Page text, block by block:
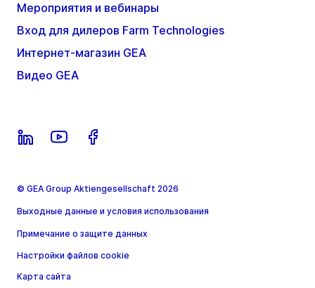
Мероприятия и вебинары
Вход для дилеров Farm Technologies
Интернет-магазин GEA
Видео GEA
© GEA Group Aktiengesellschaft 2026
Выходные данные и условия использования
Примечание о защите данных
Настройки файлов cookie
Карта сайта